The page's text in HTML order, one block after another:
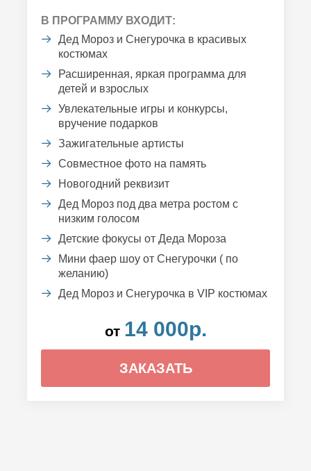
В ПРОГРАММУ ВХОДИТ:
Дед Мороз и Снегурочка в красивых
костюмах
Расширенная, яркая программа для
детей и взрослых
Увлекательные игры и конкурсы,
вручение подарков
Зажигательные артисты
Совместное фото на память
Новогодний реквизит
Дед Мороз под два метра ростом с
низким голосом
Детские фокусы от Деда Мороза
Мини фаер шоу от Снегурочки ( по
желанию)
Дед Мороз и Снегурочка в VIP костюмах
от 14 000р.
ЗАКАЗАТЬ